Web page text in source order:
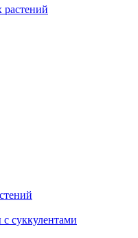
суккулентами